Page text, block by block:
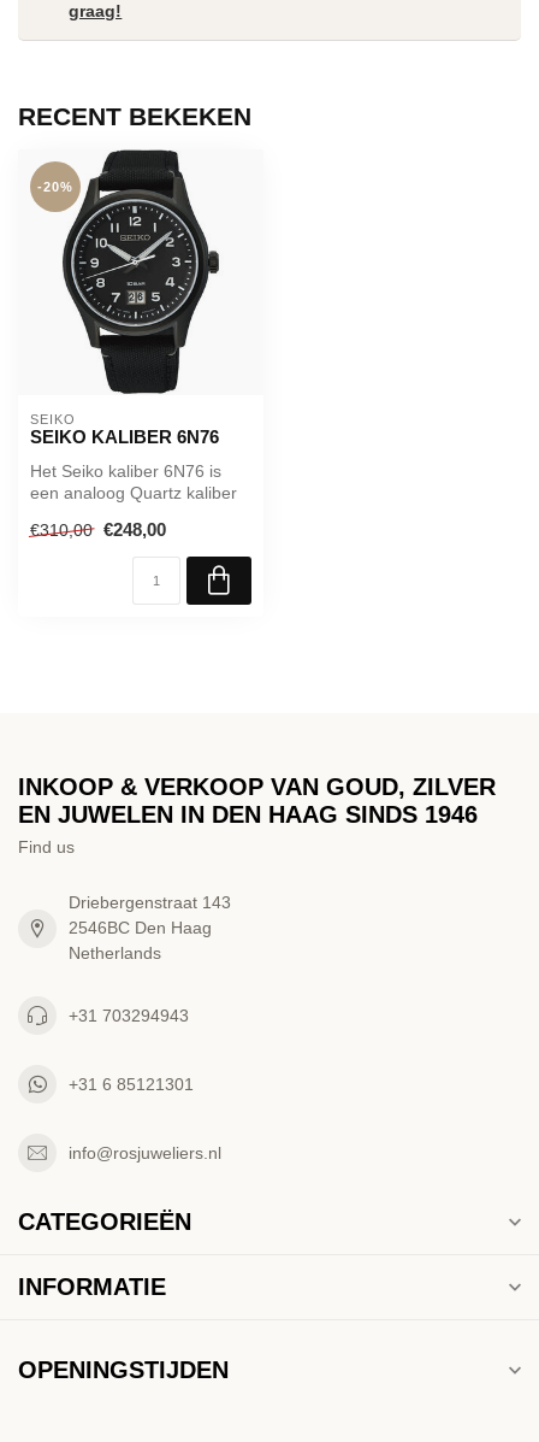
graag!
RECENT BEKEKEN
-20%
SEIKO
SEIKO KALIBER 6N76
Het Seiko kaliber 6N76 is
een analoog Quartz kaliber
funct...
€310,00 €248,00
INKOOP & VERKOOP VAN GOUD, ZILVER
EN JUWELEN IN DEN HAAG SINDS 1946
Find us
Driebergenstraat 143
2546BC Den Haag
Netherlands
+31 703294943
+31 6 85121301
info@rosjuweliers.nl
CATEGORIEËN
INFORMATIE
OPENINGSTIJDEN